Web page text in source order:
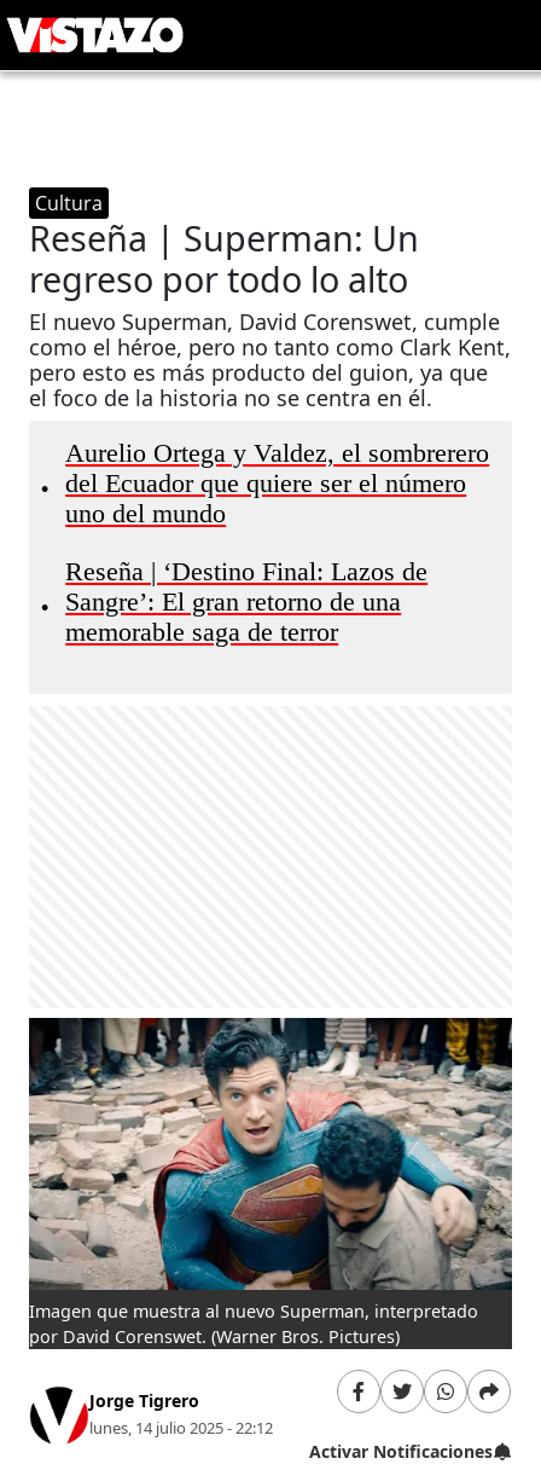
Cultura
Reseña | Superman: Un
regreso por todo lo alto
El nuevo Superman, David Corenswet, cumple
como el héroe, pero no tanto como Clark Kent,
pero esto es más producto del guion, ya que
el foco de la historia no se centra en él.
•
Aurelio Ortega y Valdez, el sombrerero
del Ecuador que quiere ser el número
uno del mundo
•
Reseña | ‘Destino Final: Lazos de
Sangre’: El gran retorno de una
memorable saga de terror
Imagen que muestra al nuevo Superman, interpretado
por David Corenswet. (Warner Bros. Pictures)
Jorge Tigrero
lunes, 14 julio 2025 - 22:12
Activar Notificaciones